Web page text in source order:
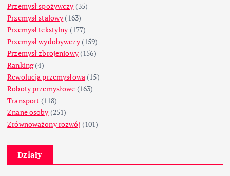
Przemysł spożywczy (35)
Przemysł stalowy (163)
Przemysł tekstylny (177)
Przemysł wydobywczy(159)
Przemysł zbrojeniowy(156)
Ranking(4)
Rewolucja przemysłowa (15)
Roboty przemysłowe (163)
Transport (118)
Znane osoby (251)
Zrównoważony rozwój (101)
Działy